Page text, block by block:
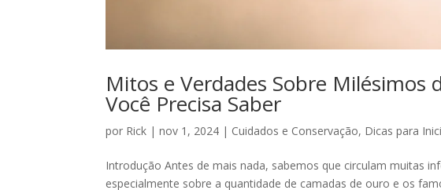
Mitos e Verdades Sobre Milésimos
Você Precisa Saber
por Rick |nov 1, 2024 | Cuidados e Conservação, Dicas para
Introdução Antes de mais nada, sabemos que circulam muitas
especialmente sobre a quantidade de camadas de ouro e os